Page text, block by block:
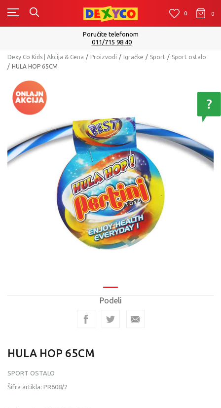
0 0 0
Poručite telefonom
011/715 98 40
Dexy Co Kids | Akcija & Cena Proizvodi Igračke Sport
Sport ostalo
HULA HOP 65CM
Podeli
HULA HOP 65CM
SPORT OSTALO
Šifra artikla: PR608/2